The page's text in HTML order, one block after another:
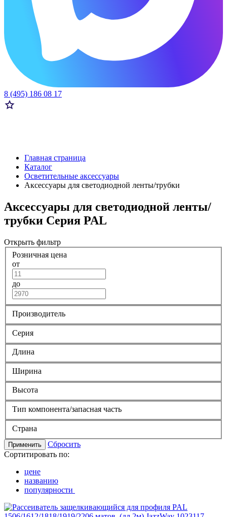
8 (495) 186 08 17
Главная страница
Каталог
Осветительные аксессуары
Аксессуары для светодиодной ленты/трубки
Аксессуары для светодиодной ленты/
трубки Серия PAL
Открыть фильтр
Розничная цена
от
до
Производитель
Серия
Длина
Ширина
Высота
Тип компонента/запасная часть
Страна
Применить
Сбросить
Сортитировать по:
цене
названию
популярности